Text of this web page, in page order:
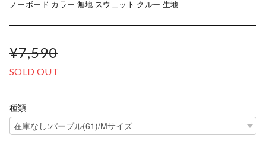
ノーボード カラー 無地 スウェット クルー 生地
¥7,590
SOLD OUT
種類